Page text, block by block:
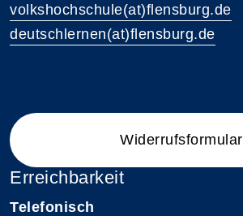
volkshochschule(at)flensburg.de
deutschlernen(at)flensburg.de
Widerrufsformular
Erreichbarkeit
Telefonisch